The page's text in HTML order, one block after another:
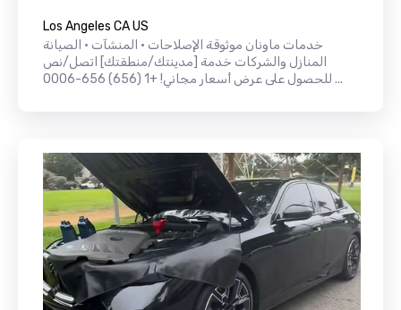
Los Angeles CA US
خدمات ماونان موثوقة الإصلاحات • المنشآت • الصيانة
المنازل والشركات خدمة [مدينتك/منطقتك] اتصل/نص
للحصول على عرض أسعار مجاني! +1 (656) 656-0006 ...